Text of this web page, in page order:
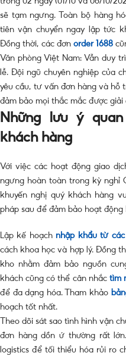
sẽ tạm ngưng. Toàn bộ hàng
tiên vận chuyển ngay lập tức
Đồng thời, các đơn order 1688
Văn phòng Việt Nam: Vẫn duy
lễ. Đội ngũ chuyên nghiệp của
yêu cầu, tư vấn đơn hàng và hỗ
đảm bảo mọi thắc mắc được
Những lưu ý
khách hàng
Với việc các hoạt động giao
ngưng hoàn toàn trong kỳ nghỉ
khuyến nghị quý khách hàng
pháp sau để đảm bảo hoạt
Lập kế hoạch nhập khẩu từ
cách khoa học và hợp lý. Đồng
kho nhằm đảm bảo nguồn
khách cũng có thể cân nhắc tìm
để đa dạng hóa. Tham khảo
hoạch tốt nhất.
Theo dõi sát sao tình hình vận
đơn hàng dồn ứ thường rất
logistics để tối thiểu hóa rủi ro